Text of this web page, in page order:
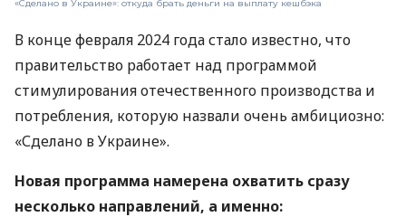
«Сделано в Украине»: откуда брать деньги на выплату кешбэка
В конце февраля 2024 года стало известно, что
правительство работает над программой
стимулирования отечественного производства и
потребления, которую назвали очень амбициозно:
«Сделано в Украине».
Новая программа намерена охватить сразу
несколько направлений, а именно: